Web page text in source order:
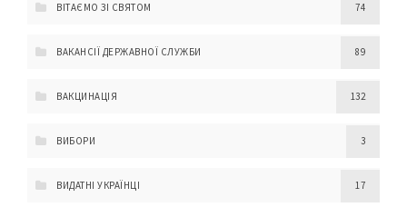
ВІТАЄМО ЗІ СВЯТОМ 74
ВАКАНСІЇ ДЕРЖАВНОЇ СЛУЖБИ 89
ВАКЦИНАЦІЯ 132
ВИБОРИ 3
ВИДАТНІ УКРАЇНЦІ 17